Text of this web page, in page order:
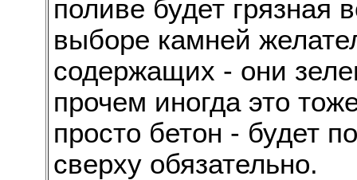
поливе будет грязная
выборе камней
содержащих - они
прочем иногда это
просто бетон - будет
сверху обязательно.